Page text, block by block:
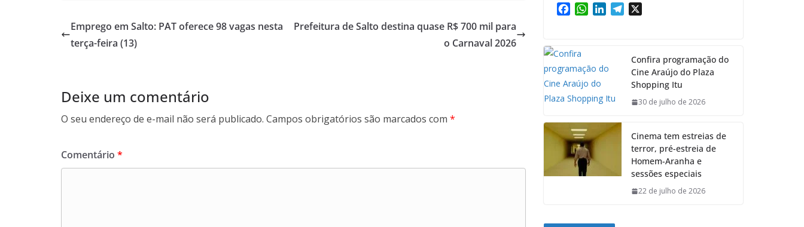
b
o
s
p
e
I
g
Emprego em Salto: PAT oferece 98 vagas nesta
terça-feira (13)
Prefeitura de Salto destina quase R$ 700 mil para
o Carnaval 2026
Deixe um comentário
O seu endereço de e-mail não será publicado. Campos obrigatórios são marcados com *
Comentário *
e
o
o
k
W
A
p
p
d
n
m
Confira programação do
Cine Araújo do Plaza
Shopping Itu
30 de julho de 2026
Cinema tem estreias de
terror, pré-estreia de
Homem-Aranha e
sessões especiais
22 de julho de 2026